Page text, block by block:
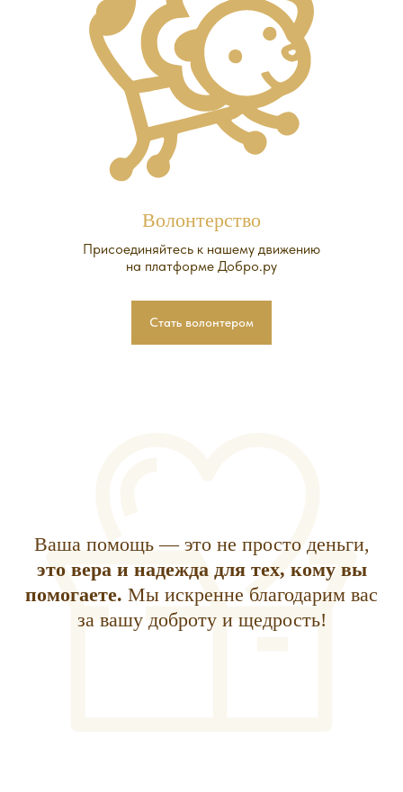
Волонтерство
Присоединяйтесь к нашему движению
на платформе Добро.ру
Стать волонтером
Ваша помощь — это не просто деньги,
это вера и надежда для тех, кому вы
помогаете. Мы искренне благодарим вас
за вашу доброту и щедрость!